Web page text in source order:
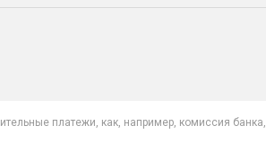
платежи, как, например, комиссия банка,